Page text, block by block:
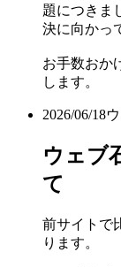
題につきま
決に向かっ
お手数おか
します。
2026/06/18
ウェブ
て
前サイトで
ります。